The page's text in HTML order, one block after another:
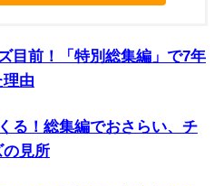
目前！「特別総集編」で7年
由
る！総集編でおさらい、チ
の見所